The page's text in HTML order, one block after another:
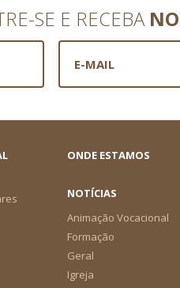
SE E RECEBA
ONDE ESTAMOS
NOTÍCIAS
Animação Vocacional
Formação
Geral
Igreja